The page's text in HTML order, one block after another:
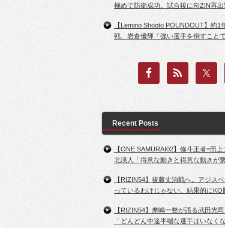
極めて防衛成功。試合後にRIZIN再
【Lemino Shooto POUNDOUT】約1
戦、岩倉優輝「強い選手を倒すこと
Recent Posts
【ONE SAMURAI02】修斗王者=田
北渓人「得意な動きと得意な動きが
【RIZIN54】後藤丈治戦へ。アジス
っているわけじゃない。結果的にKO
【RIZIN54】摩嶋一整が語る武田光
「どんどん中途半端な選手はいなくな